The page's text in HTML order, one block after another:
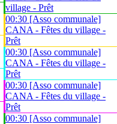
village - Prêt
00:30 [Asso communale]
CANA - Fêtes du village -
Prêt
00:30 [Asso communale]
CANA - Fêtes du village -
Prêt
00:30 [Asso communale]
CANA - Fêtes du village -
Prêt
00:30 [Asso communale]